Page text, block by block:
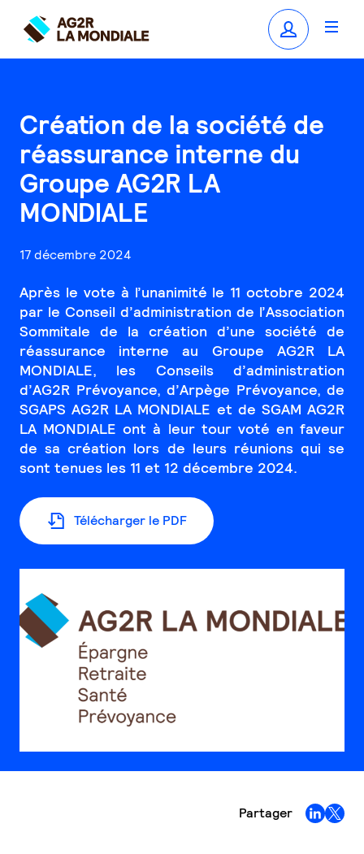
Création de la société de
réassurance interne du
Groupe AG2R LA
MONDIALE
17 décembre 2024
Après le vote à l’unanimité le 11 octobre 2024
par le Conseil d’administration de l’Association
Sommitale de la création d’une société de
réassurance interne au Groupe AG2R LA
MONDIALE, les Conseils d’administration
d’AG2R Prévoyance, d’Arpège Prévoyance, de
SGAPS AG2R LA MONDIALE et de SGAM AG2R
LA MONDIALE ont à leur tour voté en faveur
de sa création lors de leurs réunions qui se
sont tenues les 11 et 12 décembre 2024.
Télécharger le PDF
Partager